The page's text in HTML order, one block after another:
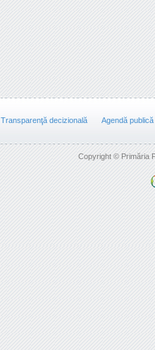
Transparenţă decizională Agendă publică
Copyright © Primăria